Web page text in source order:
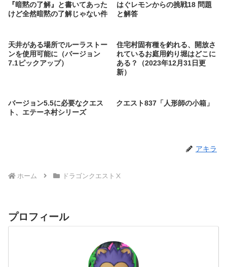
『暗黙の了解』と書いてあった
けど全然暗黙の了解じゃない件
はぐレモンからの挑戦18 問題
と解答
天井がある場所でルーラストー
ンを使用可能に（バージョン
7.1ピックアップ）
住宅村固有種を釣れる、開放さ
れているお庭用釣り堀はどこに
ある？（2023年12月31日更
新）
バージョン5.5に必要なクエス
ト、エテーネ村シリーズ
クエスト837「人形師の小箱」
アキラ
ホーム ドラゴンクエストⅩ
プロフィール